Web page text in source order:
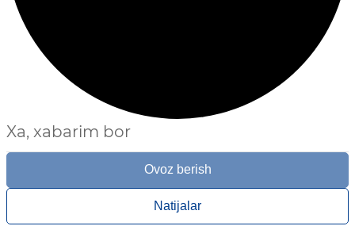
Xa, xabarim bor
Ovoz berish
Natijalar